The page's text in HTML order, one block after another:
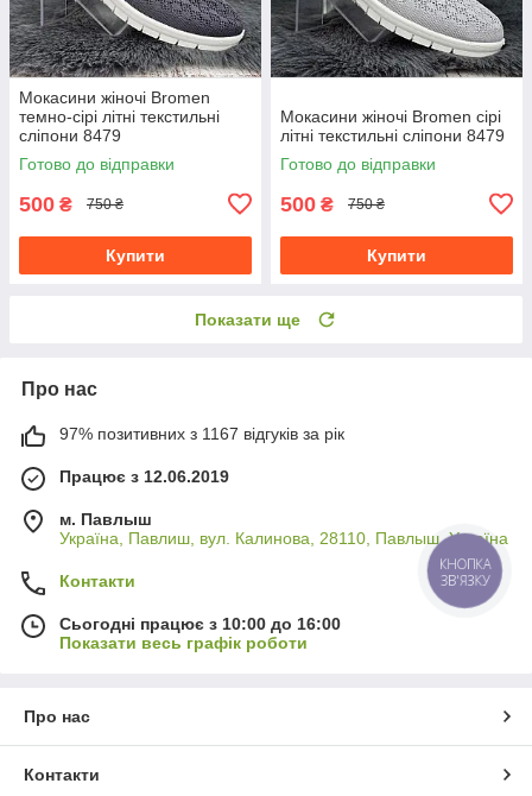
Мокасини жіночі Bromen
темно-сірі літні текстильні
сліпони 8479
Готово до відправки
500 ₴ 750 ₴
Купити
Мокасини жіночі Bromen сірі
літні текстильні сліпони 8479
Готово до відправки
500 ₴ 750 ₴
Купити
Показати ще
Про нас
97% позитивних з 1167 відгуків за рік
Працює з 12.06.2019
м. Павлыш
Україна, Павлиш, вул. Калинова, 28110, Павлыш, Україна
Контакти
Сьогодні працює з 10:00 до 16:00
Показати весь графік роботи
Про нас
Контакти